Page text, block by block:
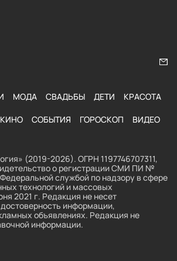
МОДА СВАДЬБЫ ДЕТИ КРАСОТА
КИНО СОБЫТИЯ ГОРОСКОП ВИДЕО
(2019-2026). ОГРН 1197746707311,
о регистрации СМИ ПИ №
службой по надзору в сфере
технологий и массовых
2021 г. Редакция не несет
информации,
объявлениях. Редакция не
информации.